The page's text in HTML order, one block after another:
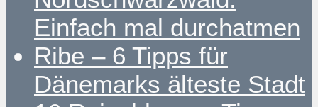
Einfach mal durchatmen
Ribe – 6 Tipps für
Dänemarks älteste Stadt